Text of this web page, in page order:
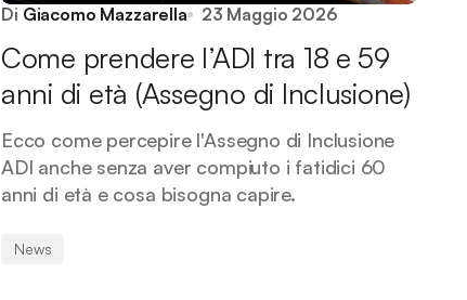
Di Giacomo Mazzarella 23 Maggio 2026
Come prendere l’ADI tra 18 e 59
anni di età (Assegno di Inclusione)
Ecco come percepire l'Assegno di Inclusione
ADI anche senza aver compiuto i fatidici 60
anni di età e cosa bisogna capire.
News